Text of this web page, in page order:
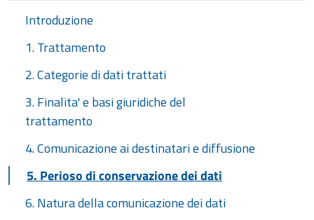
Introduzione
1. Trattamento
2. Categorie di dati trattati
3. Finalita' e basi giuridiche del
trattamento
4. Comunicazione ai destinatari e diffusione
5. Perioso di conservazione dei dati
6. Natura della comunicazione dei dati